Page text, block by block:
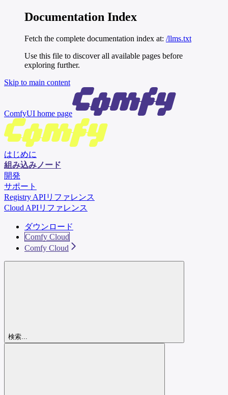
Documentation Index
Fetch the complete documentation index at: /llms.txt
Use this file to discover all available pages before
exploring further.
Skip to main content
ComfyUI home page
はじめに
組み込みノード
開発
サポート
Registry APIリファレンス
Cloud APIリファレンス
ダウンロード
Comfy Cloud
Comfy Cloud
検索...